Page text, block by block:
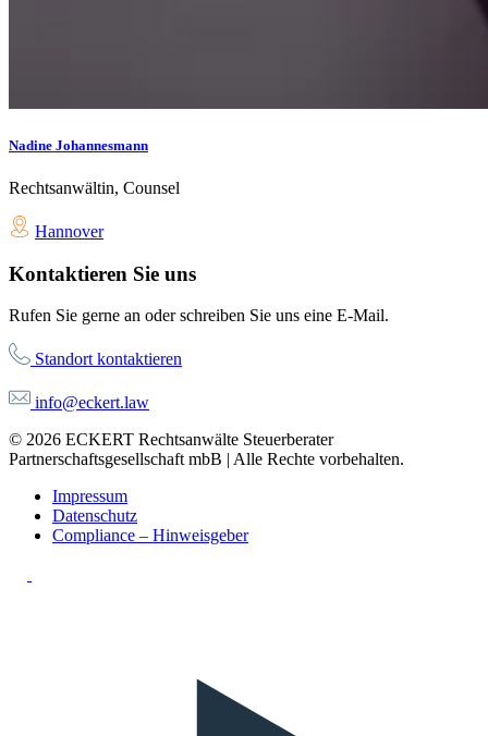
Nadine Johannesmann
Rechtsanwältin, Counsel
Hannover
Kontaktieren Sie uns
Rufen Sie gerne an oder schreiben Sie uns eine E-Mail.
Standort kontaktieren
info@eckert.law
© 2026 ECKERT Rechtsanwälte Steuerberater
Partnerschaftsgesellschaft mbB | Alle Rechte vorbehalten.
Impressum
Datenschutz
Compliance – Hinweisgeber